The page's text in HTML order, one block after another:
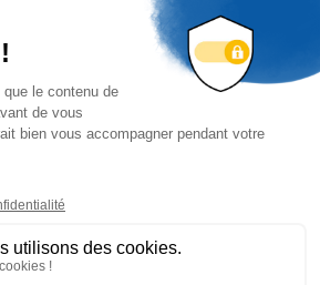
Espace Presse
Trouver un
professionnel